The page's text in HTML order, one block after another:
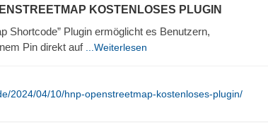
KOSTENLOSES PLUGIN
Shortcode” Plugin ermöglicht es Benutzern,
Pin direkt auf
...Weiterlesen
2024/04/10/hnp-openstreetmap-kostenloses-plugin/